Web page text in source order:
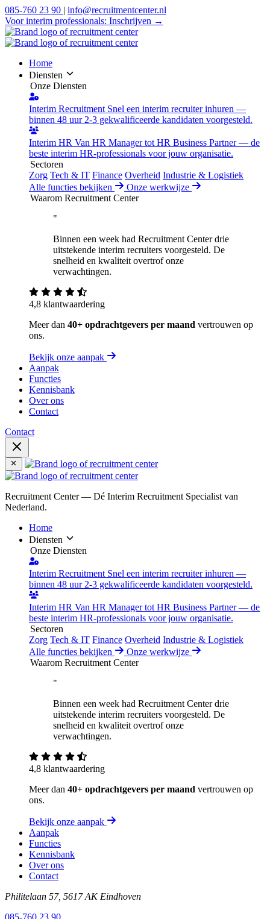
085-760 23 90 | info@recruitmentcenter.nl
Voor interim professionals: Inschrijven →
Home
Diensten
Onze Diensten
Interim Recruitment Snel een interim recruiter inhuren —
binnen 48 uur 2-3 gekwalificeerde kandidaten voorgesteld.
Interim HR Van HR Manager tot HR Business Partner — de
beste interim HR-professionals voor jouw organisatie.
Sectoren
Zorg Tech & IT Finance Overheid Industrie & Logistiek
Alle functies bekijken
Onze werkwijze
Waarom Recruitment Center
"
Binnen een week had Recruitment Center drie
uitstekende interim recruiters voorgesteld. De
snelheid en kwaliteit overtrof onze
verwachtingen.
4,8 klantwaardering
Meer dan 40+ opdrachtgevers per maand vertrouwen op
ons.
Bekijk onze aanpak
Aanpak
Functies
Kennisbank
Over ons
Contact
Contact
Recruitment Center — Dé Interim Recruitment Specialist van
Nederland.
Home
Diensten
Onze Diensten
Interim Recruitment Snel een interim recruiter inhuren —
binnen 48 uur 2-3 gekwalificeerde kandidaten voorgesteld.
Interim HR Van HR Manager tot HR Business Partner — de
beste interim HR-professionals voor jouw organisatie.
Sectoren
Zorg Tech & IT Finance Overheid Industrie & Logistiek
Alle functies bekijken
Onze werkwijze
Waarom Recruitment Center
"
Binnen een week had Recruitment Center drie
uitstekende interim recruiters voorgesteld. De
snelheid en kwaliteit overtrof onze
verwachtingen.
4,8 klantwaardering
Meer dan 40+ opdrachtgevers per maand vertrouwen op
ons.
Bekijk onze aanpak
Aanpak
Functies
Kennisbank
Over ons
Contact
Philitelaan 57, 5617 AK Eindhoven